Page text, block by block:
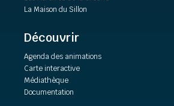
La Maison du Sillon
Découvrir
Agenda des animations
Carte interactive
Médiathèque
Documentation